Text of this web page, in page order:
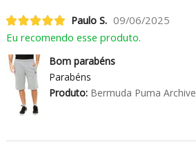
Paulo S. 09/06/2025
Eu recomendo esse produto.
Bom parabéns
Parabéns
Produto:Bermuda Puma Archive